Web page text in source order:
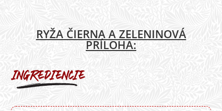
RYŽA ČIERNA A ZELENINOVÁ
PRÍLOHA: